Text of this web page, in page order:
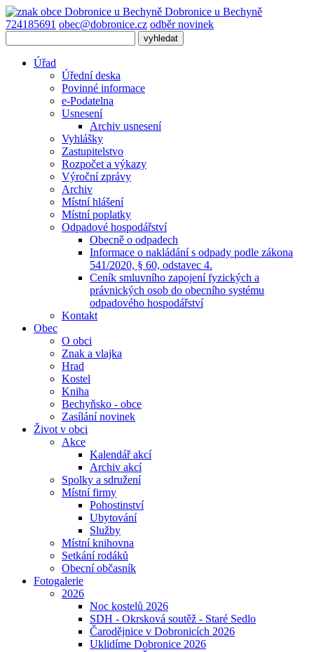
Dobronice u Bechyně
724185691 obec@dobronice.cz odběr novinek
Úřad
Úřední deska
Povinné informace
e-Podatelna
Usnesení
Archiv usnesení
Vyhlášky
Zastupitelstvo
Rozpočet a výkazy
Výroční zprávy
Archiv
Místní hlášení
Místní poplatky
Odpadové hospodářství
Obecně o odpadech
Informace o nakládání s odpady podle zákona
541/2020, § 60, odstavec 4.
Ceník smluvního zapojení fyzických a
právnických osob do obecního systému
odpadového hospodářství
Kontakt
Obec
O obci
Znak a vlajka
Hrad
Kostel
Kniha
Bechyňsko - obce
Zasílání novinek
Život v obci
Akce
Kalendář akcí
Archiv akcí
Spolky a sdružení
Místní firmy
Pohostinství
Ubytování
Služby
Místní knihovna
Setkání rodáků
Obecní občasník
Fotogalerie
2026
Noc kostelů 2026
SDH - Okrsková soutěž - Staré Sedlo
Čarodějnice v Dobronicích 2026
Uklidíme Dobronice 2026